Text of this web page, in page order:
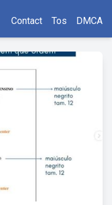
Contact Tos DMCA